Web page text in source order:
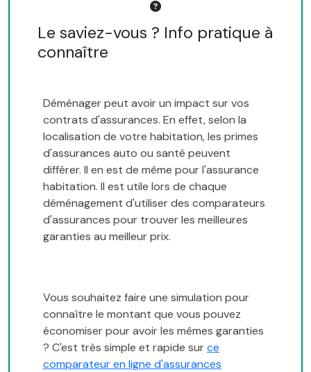
Le saviez-vous ? Info pratique à
connaître
Déménager peut avoir un impact sur vos
contrats d'assurances. En effet, selon la
localisation de votre habitation, les primes
d'assurances auto ou santé peuvent
différer. Il en est de même pour l'assurance
habitation. Il est utile lors de chaque
déménagement d'utiliser des comparateurs
d'assurances pour trouver les meilleures
garanties au meilleur prix.
Vous souhaitez faire une simulation pour
connaître le montant que vous pouvez
économiser pour avoir les mêmes garanties
? C'est très simple et rapide surce
comparateur en ligne d'assurances